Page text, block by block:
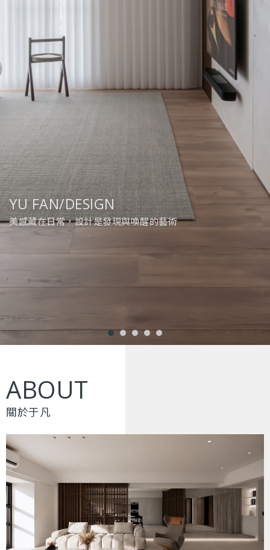
YU FAN/DESIGN
美感藏在日常，設計是發現與喚醒的藝術
YU FAN/DESIGN
用設計說話，讓空間擁抱人
DESIGN INGENUITY
以設計點亮日常，為生活注入暖意
YU FAN/DESIGN
空間不只裝下家具，也裝下生活的每一刻
YU FAN/DESIGN
用設計編織情感，讓空間成為第二個家
ABOUT
關於于凡